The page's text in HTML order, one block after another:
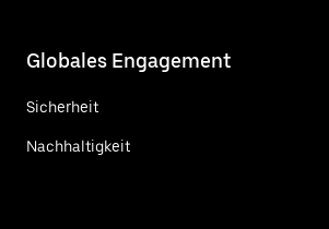
Globales Engagement
Sicherheit
Nachhaltigkeit